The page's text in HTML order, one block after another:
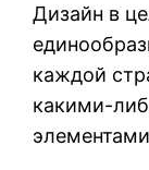
Дизайн в
каждой
какими-